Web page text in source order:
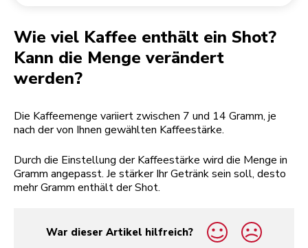
Wie viel Kaffee enthält ein Shot?
Kann die Menge verändert
werden?
Die Kaffeemenge variiert zwischen 7 und 14 Gramm, je
nach der von Ihnen gewählten Kaffeestärke.
Durch die Einstellung der Kaffeestärke wird die Menge in
Gramm angepasst. Je stärker Ihr Getränk sein soll, desto
mehr Gramm enthält der Shot.
War dieser Artikel hilfreich?
yes
no